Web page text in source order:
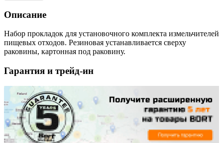
Описание
Набор прокладок для установочного комплекта измельчителей
пищевых отходов. Резиновая устанавливается сверху
раковины, картонная под раковину.
Гарантия и трейд-ин